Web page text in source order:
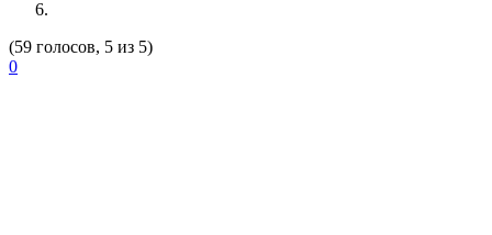
(59 голосов, 5 из 5)
0